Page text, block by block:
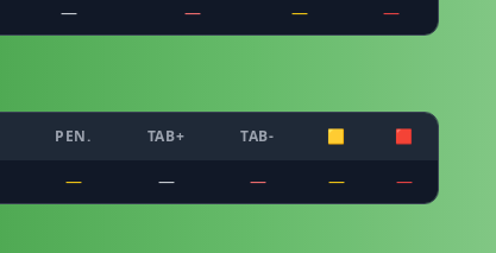
— — — —
PEN. TAB+ TAB- 🟨 🟥
— — — — —